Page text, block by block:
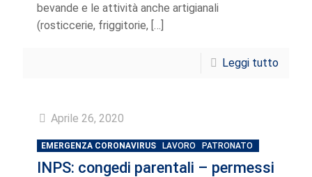
bevande e le attività anche artigianali
(rosticcerie, friggitorie, […]
Leggi tutto
Aprile 26, 2020
EMERGENZA CORONAVIRUS LAVORO PATRONATO
INPS: congedi parentali – permessi